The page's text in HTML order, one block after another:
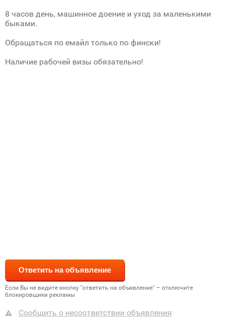
8 часов день, машинное доение и уход за маленькими
быками.
Обращаться по емайл только по фински!
Наличие рабочей визы обязательно!
Если Вы не видите кнопку "ответить на объявление" – отключите
блокировщики рекламы
Сообщить о несоответствии объявления